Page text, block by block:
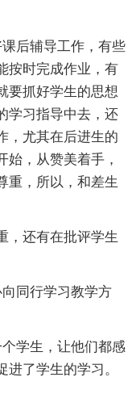
后辅导工作，有些
按时完成作业，有
要抓好学生的思想
学习指导中去，还
，尤其在后进生的
始，从赞美着手，
重，所以，和差生
，还有在批评学生
同行学习教学方
学生，让他们都感
了学生的学习。